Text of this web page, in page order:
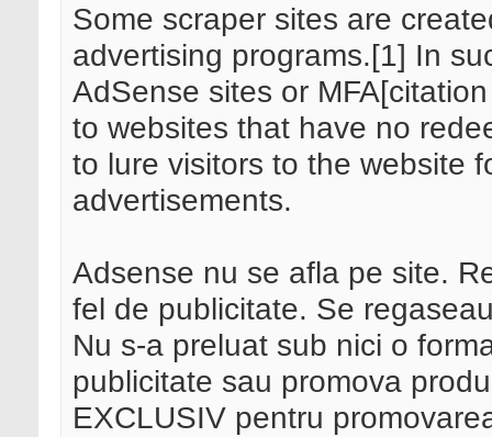
Some scraper sites are
advertising programs.[1] In
AdSense sites or
to websites that have no
to lure visitors to the website
advertisements.
Adsense nu se afla pe site.
fel de publicitate. Se
Nu s-a preluat sub nici o
publicitate sau promova
EXCLUSIV pentru